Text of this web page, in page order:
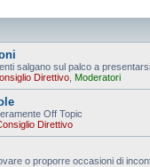
salgano sul palco a
Direttivo Moderatori
Off Topic
Direttivo
o proporre occasioni di